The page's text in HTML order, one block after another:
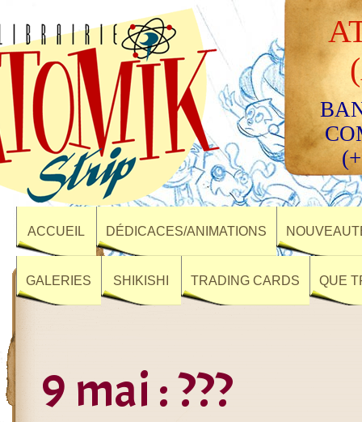
ACCUEIL DÉDICACES/ANIMATIONS
GALERIES SHIKISHI TRADING CARDS QUE
9 mai : ???